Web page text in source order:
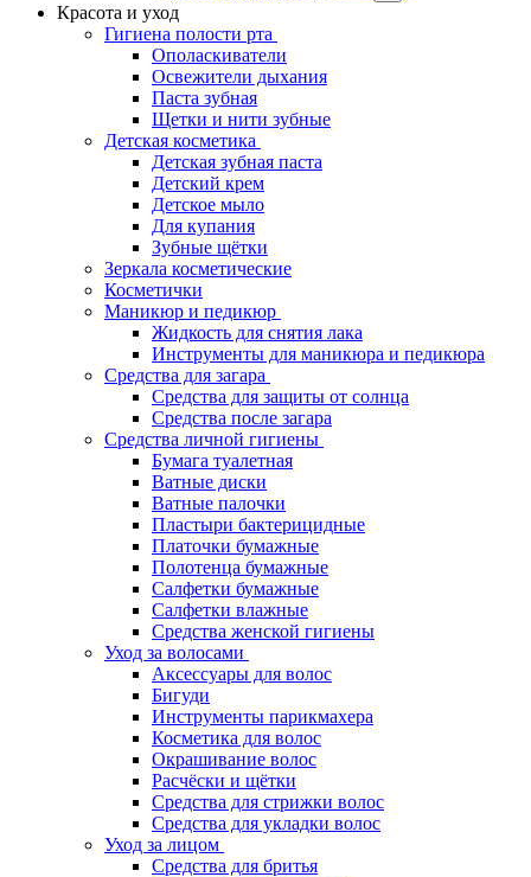
Красота и уход
Гигиена полости рта
Ополаскиватели
Освежители дыхания
Паста зубная
Щетки и нити зубные
Детская косметика
Детская зубная паста
Детский крем
Детское мыло
Для купания
Зубные щётки
Зеркала косметические
Косметички
Маникюр и педикюр
Жидкость для снятия лака
Инструменты для маникюра и педикюра
Средства для загара
Средства для защиты от солнца
Средства после загара
Средства личной гигиены
Бумага туалетная
Ватные диски
Ватные палочки
Пластыри бактерицидные
Платочки бумажные
Полотенца бумажные
Салфетки бумажные
Салфетки влажные
Средства женской гигиены
Уход за волосами
Аксессуары для волос
Бигуди
Инструменты парикмахера
Косметика для волос
Окрашивание волос
Расчёски и щётки
Средства для стрижки волос
Средства для укладки волос
Уход за лицом
Средства для бритья